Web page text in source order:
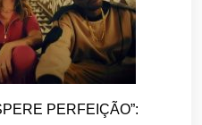
PERFEIÇÃO”: